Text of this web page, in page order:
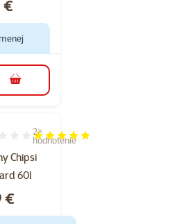
€
do košíka
Chipsi
60l
100%, počet hodnotení: 2
2×
hodnotenie
€